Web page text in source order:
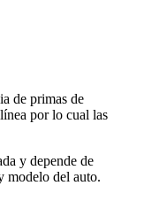
de primas de
por lo cual las
y depende de
modelo del auto.